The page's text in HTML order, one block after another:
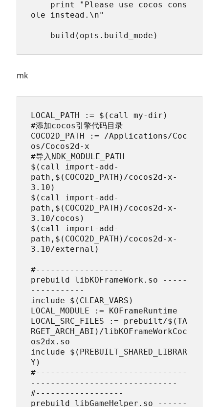
print "Please use cocos cons
ole instead.\n"
build(opts.build_mode)
mk
LOCAL_PATH := $(call my-dir)
#添加cocos引擎代码目录
COCO2D_PATH := /Applications/Coc
os/Cocos2d-x
#导入NDK_MODULE_PATH
$(call import-add-
path,$(COCO2D_PATH)/cocos2d-x-
3.10)
$(call import-add-
path,$(COCO2D_PATH)/cocos2d-x-
3.10/cocos)
$(call import-add-
path,$(COCO2D_PATH)/cocos2d-x-
3.10/external)
#------------------
prebuild libKOFrameWork.so -----
-----------
include $(CLEAR_VARS)
LOCAL_MODULE := KOFrameRuntime
LOCAL_SRC_FILES := prebuilt/$(TA
RGET_ARCH_ABI)/libKOFrameWorkCoc
os2dx.so
include $(PREBUILT_SHARED_LIBRAR
Y)
#-------------------------------
------------------------------
#------------------
prebuild libGameHelper.so ------